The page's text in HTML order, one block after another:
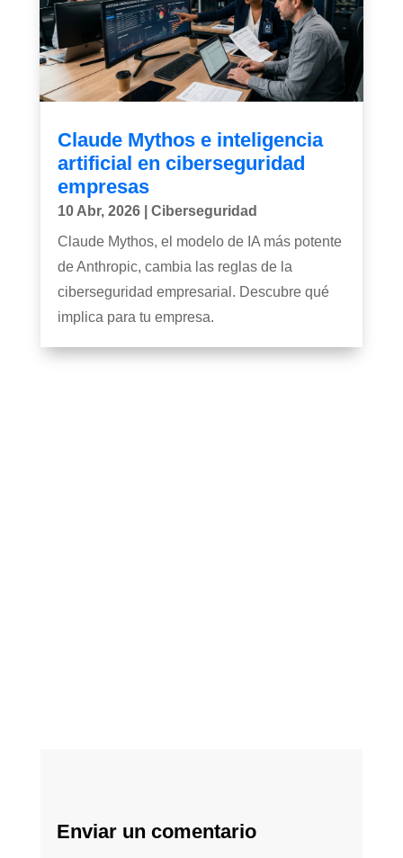
Claude Mythos e inteligencia
artificial en ciberseguridad
empresas
10 Abr, 2026| Ciberseguridad
Claude Mythos, el modelo de IA más potente
de Anthropic, cambia las reglas de la
ciberseguridad empresarial. Descubre qué
implica para tu empresa.
Enviar un comentario